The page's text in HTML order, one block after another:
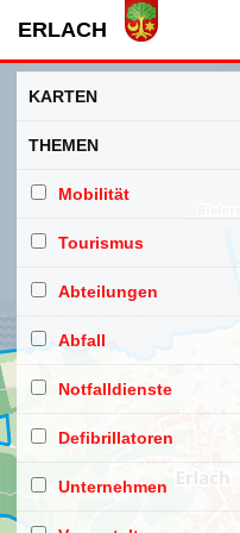
ERLACH
KARTEN
Ortsplan
Amtl. Vermessung
Lufbild
Zonenplan
Google Maps
THEMEN
Mobilität
ÖV
Tourismus
Sehenswürdigkeiten
Abteilungen
Abteilungen
Abfall
Abfallsammelstellen
Notfalldienste
Notfallnummer
Defibrillatoren
defibrillatoren
Unternehmen